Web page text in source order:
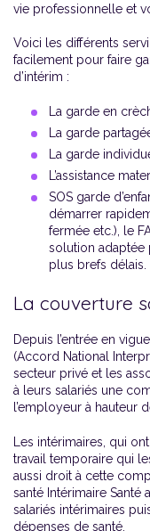
vie professionnelle et
Voici les différents
facilement pour faire
d’intérim :
La garde en
La garde
La garde
L’assistance
SOS garde
démarrer
fermée etc.), le
solution adaptée
plus brefs délais.
La couverture
Depuis l’entrée en
(Accord National
secteur privé et les
à leurs salariés une
l’employeur à hauteur
Les intérimaires, qui
travail temporaire qui
aussi droit à cette
santé Intérimaire Santé
salariés intérimaires
dépenses de santé.